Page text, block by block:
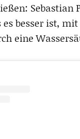
Sebastian
besser ist,
eine